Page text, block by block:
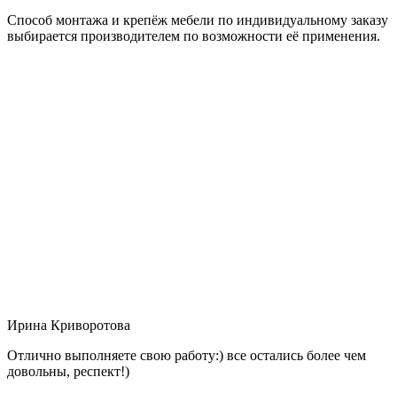
Способ монтажа и крепёж мебели по индивидуальному заказу
выбирается производителем по возможности её применения.
Ирина Криворотова
Отлично выполняете свою работу:) все остались более чем
довольны, респект!)